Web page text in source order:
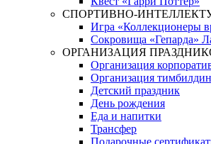
СПОРТИВНО-
Игра «Коллекционеры
Сокровища «Гепарда»
ОРГАНИЗАЦИЯ
Организация
Организация
Детский праздник
День рождения
Еда и напитки
Трансфер
Подарочные